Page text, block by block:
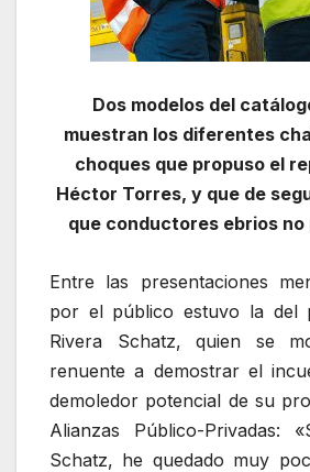
Dos modelos del
muestran los diferentes
choques que propuso el
Héctor Torres, y que de
que conductores ebrios
Entre las presentaciones
por el público estuvo la del
Rivera Schatz, quien se
renuente a demostrar el
demoledor potencial de su
Alianzas Público-Privadas:
Schatz, he quedado muy